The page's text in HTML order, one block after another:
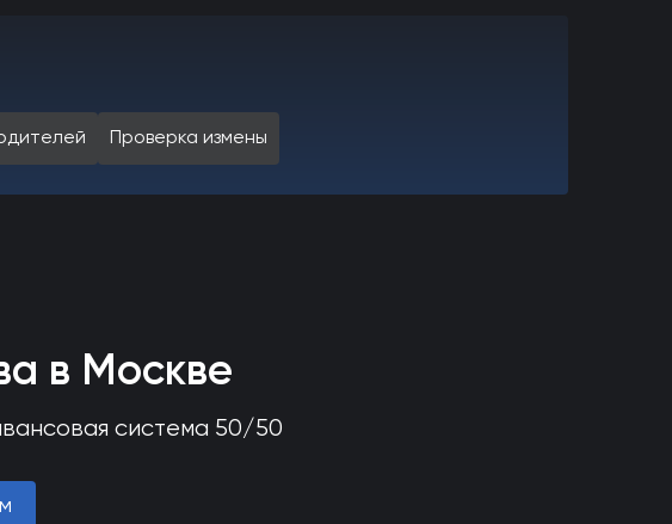
Проверка измены
в Москве
система 50/50